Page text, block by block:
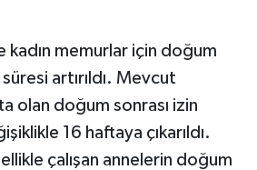
kadın memurlar için doğum
artırıldı. Mevcut
olan doğum sonrası izin
16 haftaya çıkarıldı.
çalışan annelerin doğum